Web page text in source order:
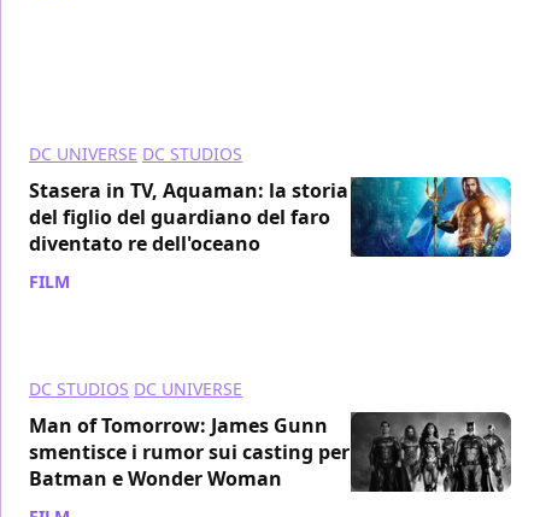
DC UNIVERSE DC STUDIOS
Stasera in TV, Aquaman: la storia
del figlio del guardiano del faro
diventato re dell'oceano
FILM
DC STUDIOS DC UNIVERSE
Man of Tomorrow: James Gunn
smentisce i rumor sui casting per
Batman e Wonder Woman